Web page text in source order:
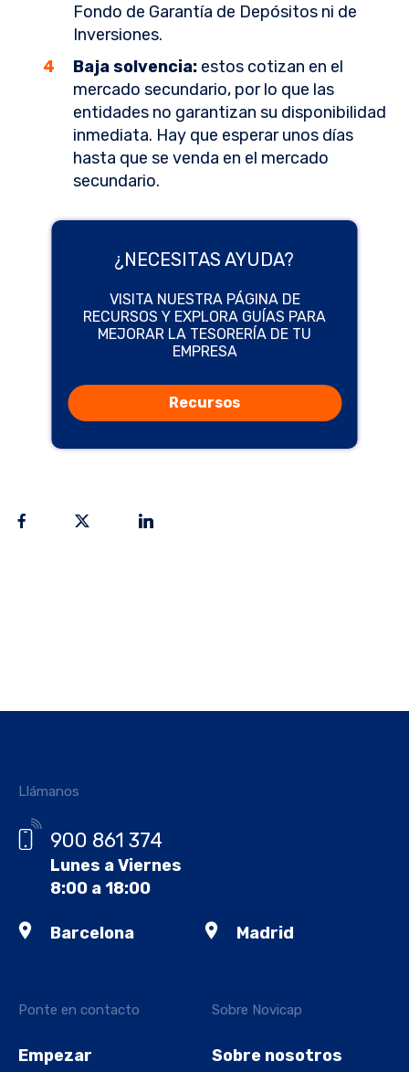
Fondo de Garantía de Depósitos ni de
Inversiones.
Baja solvencia: estos cotizan en el
mercado secundario, por lo que las
entidades no garantizan su disponibilidad
inmediata. Hay que esperar unos días
hasta que se venda en el mercado
secundario.
¿NECESITAS AYUDA?
VISITA NUESTRA PÁGINA DE
RECURSOS Y EXPLORA GUÍAS PARA
MEJORAR LA TESORERÍA DE TU
EMPRESA
Recursos
Ponte en contacto
Empezar
Sobre Novicap
Sobre nosotros
Llámanos
900 861 374
Lunes a Viernes
8:00 a 18:00
Barcelona Madrid